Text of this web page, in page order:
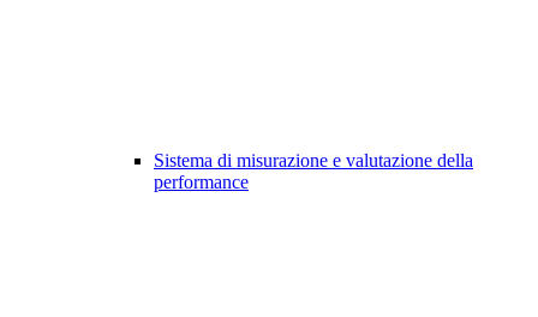
Sistema di misurazione e valutazione della
performance